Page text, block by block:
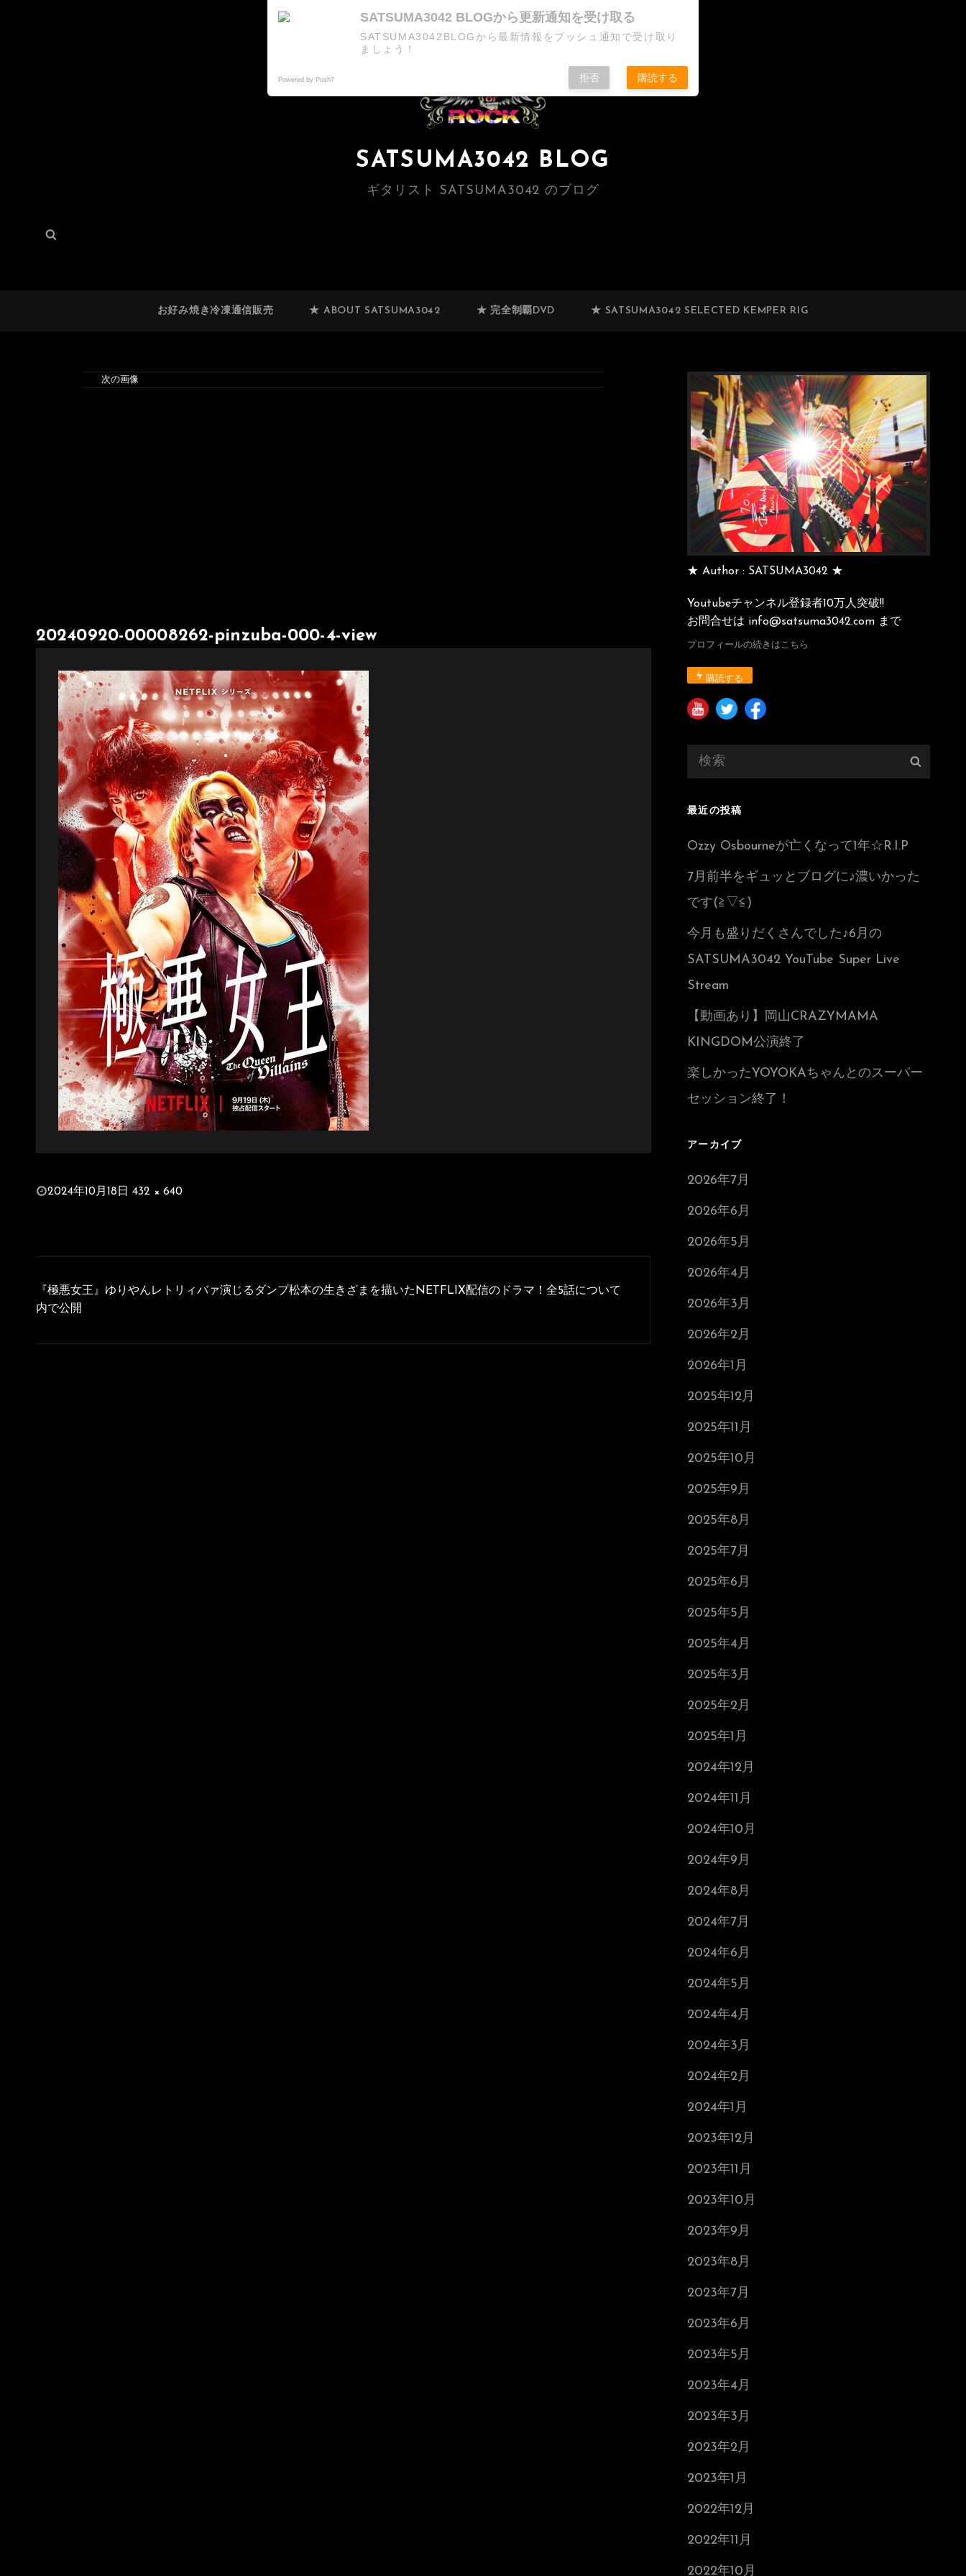
SATSUMA3042 BLOG
ギタリスト SATSUMA3042 のブログ
検
お好み焼き冷凍通信販売 ★ ABOUT SATSUMA3042 ★ 完全制覇DVD ★ SATSUMA3042 SELECTED KEMPER RIG
次の画像
20240920-00008262-pinzuba-000-4-view
投2024年10月18日 432 × 640
稿
ナ
『極悪女王』ゆりやんレトリィバァ演じるダンプ松本の生きざまを描いたNETFLIX配信のドラマ！全5話について
内で公開
★ Author : SATSUMA3042 ★
Youtubeチャンネル登録者10万人突破!!
お問合せは info@satsuma3042.com まで
プロフィールの続きはこちら
購読する
索
最近の投稿
Ozzy Osbourneが亡くなって1年☆R.I.P
7月前半をギュッとブログに♪濃いかった
です(≧▽≦)
今月も盛りだくさんでした♪6月の
SATSUMA3042 YouTube Super Live
Stream
【動画あり】岡山CRAZYMAMA
KINGDOM公演終了
楽しかったYOYOKAちゃんとのスーパー
セッション終了！
アーカイブ
2026年7月
2026年6月
2026年5月
2026年4月
2026年3月
2026年2月
2026年1月
2025年12月
2025年11月
2025年10月
2025年9月
2025年8月
2025年7月
2025年6月
2025年5月
2025年4月
2025年3月
2025年2月
2025年1月
2024年12月
2024年11月
2024年10月
2024年9月
2024年8月
2024年7月
2024年6月
2024年5月
2024年4月
2024年3月
2024年2月
2024年1月
2023年12月
2023年11月
2023年10月
2023年9月
2023年8月
2023年7月
2023年6月
2023年5月
2023年4月
2023年3月
2023年2月
2023年1月
2022年12月
2022年11月
2022年10月
SATSUMA3042 BLOGから更新通知を受け取る
SATSUMA3042BLOGから最新情報をプッシュ通知で受け取り
ましょう！
Powered by Push7 拒否 購読する